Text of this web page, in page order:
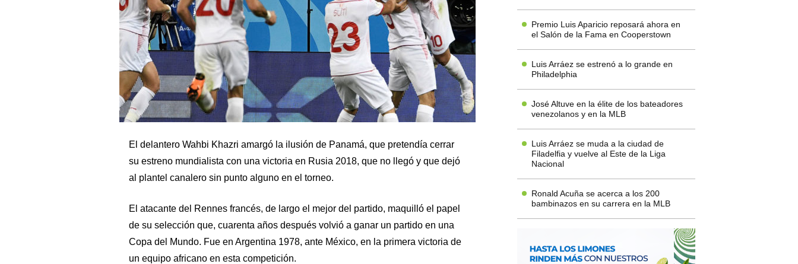
El delantero Wahbi Khazri amargó la ilusión de Panamá, que pretendía cerrar
su estreno mundialista con una victoria en Rusia 2018, que no llegó y que dejó
al plantel canalero sin punto alguno en el torneo.
El atacante del Rennes francés, de largo el mejor del partido, maquilló el papel
de su selección que, cuarenta años después volvió a ganar un partido en una
Copa del Mundo. Fue en Argentina 1978, ante México, en la primera victoria de
un equipo africano en esta competición.
Premio Luis Aparicio reposará ahora en
el Salón de la Fama en Cooperstown
Luis Arráez se estrenó a lo grande en
Philadelphia
José Altuve en la élite de los bateadores
venezolanos y en la MLB
Luis Arráez se muda a la ciudad de
Filadelfia y vuelve al Este de la Liga
Nacional
Ronald Acuña se acerca a los 200
bambinazos en su carrera en la MLB